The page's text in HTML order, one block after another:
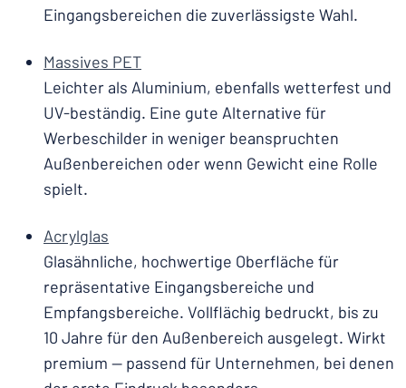
Eingangsbereichen die zuverlässigste Wahl.
Massives PET
Leichter als Aluminium, ebenfalls wetterfest und
UV-beständig. Eine gute Alternative für
Werbeschilder in weniger beanspruchten
Außenbereichen oder wenn Gewicht eine Rolle
spielt.
Acrylglas
Glasähnliche, hochwertige Oberfläche für
repräsentative Eingangsbereiche und
Empfangsbereiche. Vollflächig bedruckt, bis zu
10 Jahre für den Außenbereich ausgelegt. Wirkt
premium — passend für Unternehmen, bei denen